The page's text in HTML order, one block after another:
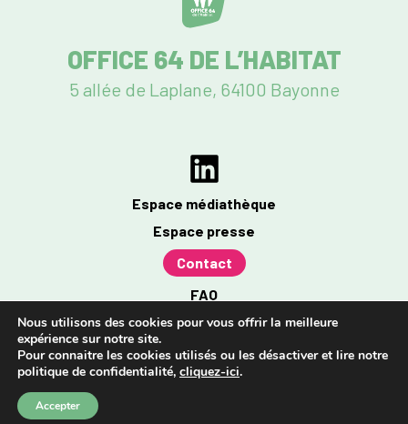
OFFICE 64 DE L’HABITAT
5 allée de Laplane, 64100 Bayonne
Espace médiathèque
Espace presse
Contact
FAQ
Mentions légales
Politique de confidentialité
Accessibilité : partiellement conforme à 96%
Nous utilisons des cookies pour vous offrir la meilleure
expérience sur notre site.
Pour connaitre les cookies utilisés ou les désactiver et lire notre
politique de confidentialité, cliquez-ici.
Accepter